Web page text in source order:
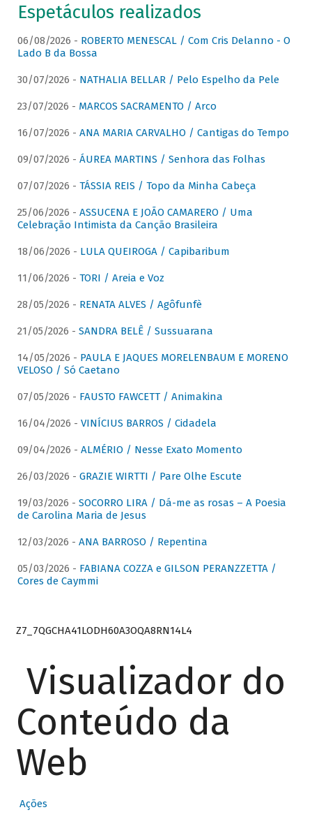
Espetáculos realizados
06/08/2026 - ROBERTO MENESCAL / Com Cris Delanno - O
Lado B da Bossa
30/07/2026 - NATHALIA BELLAR / Pelo Espelho da Pele
23/07/2026 - MARCOS SACRAMENTO / Arco
16/07/2026 - ANA MARIA CARVALHO / Cantigas do Tempo
09/07/2026 - ÁUREA MARTINS / Senhora das Folhas
07/07/2026 - TÁSSIA REIS / Topo da Minha Cabeça
25/06/2026 - ASSUCENA E JOÃO CAMARERO / Uma
Celebração Intimista da Canção Brasileira
18/06/2026 - LULA QUEIROGA / Capibaribum
11/06/2026 - TORI / Areia e Voz
28/05/2026 - RENATA ALVES / Agôfunfè
21/05/2026 - SANDRA BELÊ / Sussuarana
14/05/2026 - PAULA E JAQUES MORELENBAUM E MORENO
VELOSO / Só Caetano
07/05/2026 - FAUSTO FAWCETT / Animakina
16/04/2026 - VINÍCIUS BARROS / Cidadela
09/04/2026 - ALMÉRIO / Nesse Exato Momento
26/03/2026 - GRAZIE WIRTTI / Pare Olhe Escute
19/03/2026 - SOCORRO LIRA / Dá-me as rosas – A Poesia
de Carolina Maria de Jesus
12/03/2026 - ANA BARROSO / Repentina
05/03/2026 - FABIANA COZZA e GILSON PERANZZETTA /
Cores de Caymmi
Z7_7QGCHA41LODH60A3OQA8RN14L4
Visualizador do
Conteúdo da
Web
Ações